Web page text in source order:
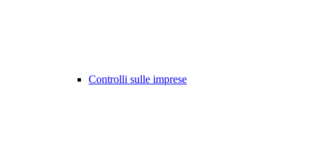
Controlli sulle imprese